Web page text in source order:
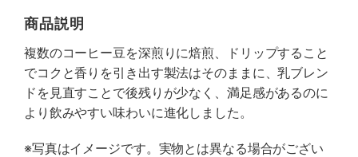
商品説明
複数のコーヒー豆を深煎りに焙煎、ドリップすること
でコクと香りを引き出す製法はそのままに、乳ブレン
ドを見直すことで後残りが少なく、満足感があるのに
より飲みやすい味わいに進化しました。
※写真はイメージです。実物とは異なる場合がござい